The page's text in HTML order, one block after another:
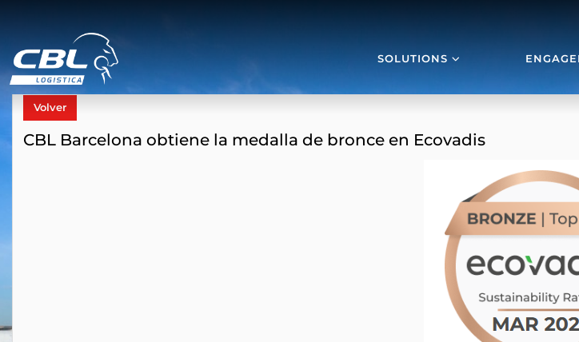
SOLUTIONS
Volver
CBL Barcelona obtiene la medalla de bronce en Ecovadis